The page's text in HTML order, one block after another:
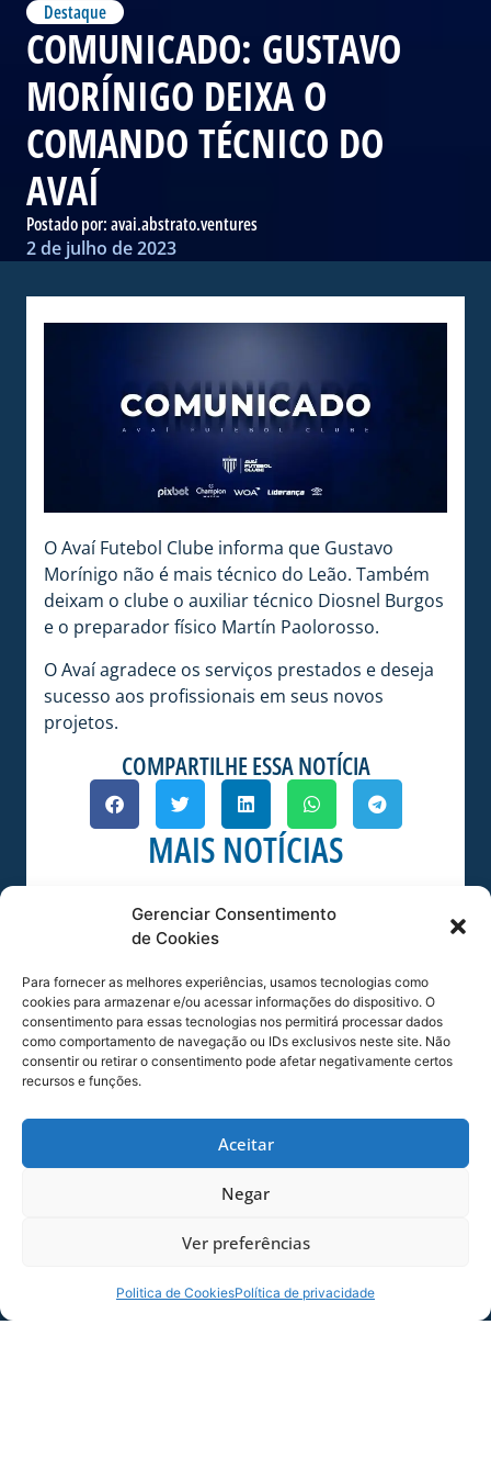
Gerenciar Consentimento
de Cookies
Para fornecer as melhores experiências, usamos tecnologias como
cookies para armazenar e/ou acessar informações do dispositivo. O
consentimento para essas tecnologias nos permitirá processar dados
como comportamento de navegação ou IDs exclusivos neste site. Não
consentir ou retirar o consentimento pode afetar negativamente certos
recursos e funções.
Aceitar
Negar
Ver preferências
Politica de CookiesPolítica de privacidade
Destaque
COMUNICADO: GUSTAVO
MORÍNIGO DEIXA O
COMANDO TÉCNICO DO
AVAÍ
Postado por:avai.abstrato.ventures
2 de julho de 2023
O Avaí Futebol Clube informa que Gustavo
Morínigo não é mais técnico do Leão. Também
deixam o clube o auxiliar técnico Diosnel Burgos
e o preparador físico Martín Paolorosso.
O Avaí agradece os serviços prestados e deseja
sucesso aos profissionais em seus novos
projetos.
COMPARTILHE ESSA NOTÍCIA
MAIS NOTÍCIAS
SERVIÇO DE JOGO: AVAÍ X CRB-AL, PELA
21ª RODADA DA SÉRIE B
Dias dos Pais vem aí, e na terça-feira (11/08)
é dia de Avaí na Ressacada pela Série B!
06/08/2026